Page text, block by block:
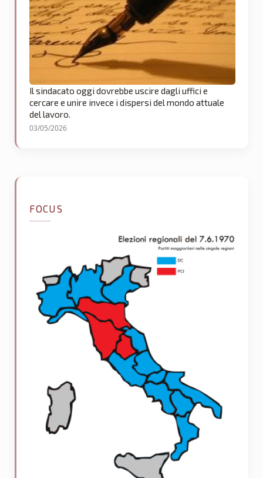
Il sindacato oggi dovrebbe uscire dagli uffici e
cercare e unire invece i dispersi del mondo attuale
del lavoro.
03/05/2026
FOCUS